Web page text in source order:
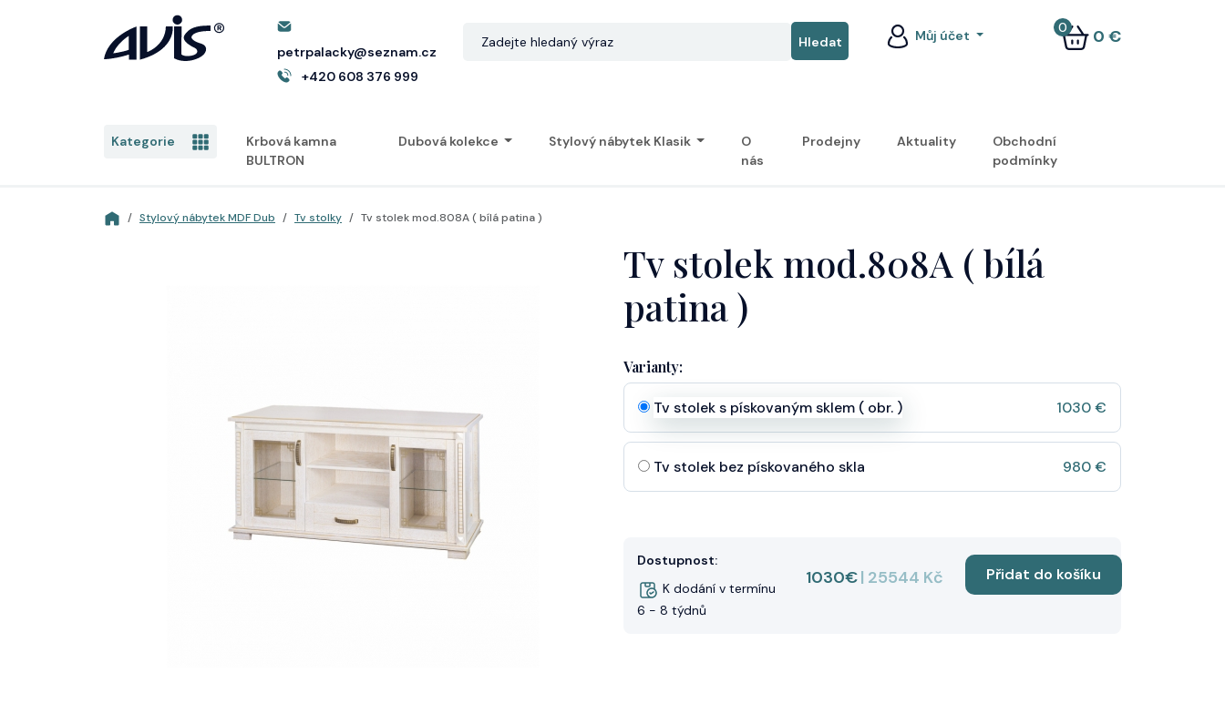
petrpalacky@seznam.cz
+420 608 376 999
Můj účet 0 €
0
Kategorie
Krbová kamna
BULTRON
Dubová kolekce Stylový nábytek Klasik
O
nás
Prodejny Aktuality
Obchodní
podmínky
Stylový nábytek MDF Dub Tv stolky Tv stolek mod.808A ( bílá patina )
Tv stolek mod.808A ( bílá
patina )
Varianty:
Tv stolek s pískovaným sklem ( obr. ) 1030 €
Tv stolek bez pískovaného skla 980 €
Dostupnost:
K dodání v termínu
6 - 8 týdnů
1030€| 25544 Kč